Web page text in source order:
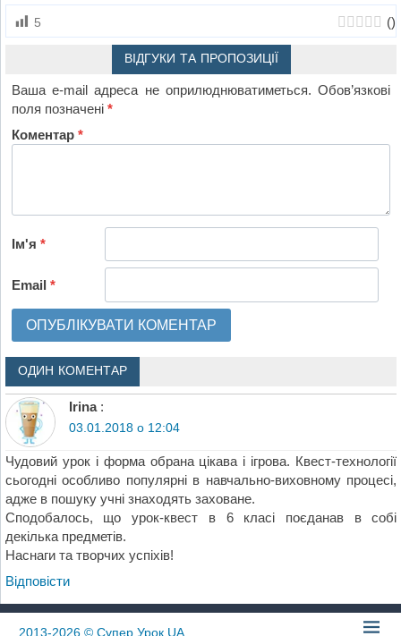
5 ()
ВІДГУКИ ТА ПРОПОЗИЦІЇ
Ваша e-mail адреса не оприлюднюватиметься. Обов’язкові
поля позначені*
Коментар*
Ім'я*
Email*
ОДИН КОМЕНТАР
Irina :
03.01.2018 о 12:04
Чудовий урок і форма обрана цікава і ігрова. Квест-технології
сьогодні особливо популярні в навчально-виховному процесі,
адже в пошуку учні знаходять заховане.
Сподобалось, що урок-квест в 6 класі поєданав в собі
декілька предметів.
Наснаги та творчих успіхів!
Відповіcти
2013-2026 © Супер Урок UA